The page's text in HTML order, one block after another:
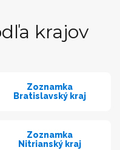
krajov
Zoznamka
Bratislavský kraj
Zoznamka
Nitrianský kraj